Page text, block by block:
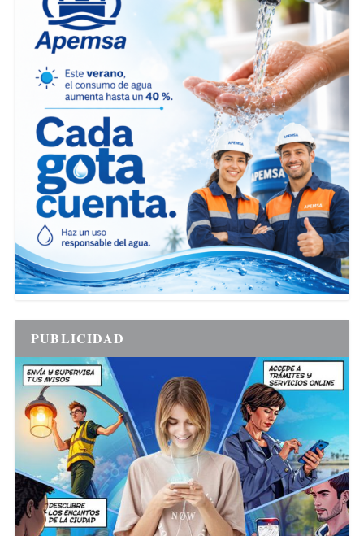
PUBLICIDAD